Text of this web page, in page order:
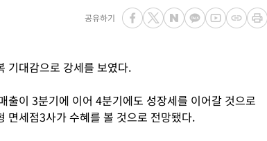
공유하기
기대감으로 강세를 보였다.
출이 3분기에 이어 4분기에도 성장세를 이어갈 것으로
면세점3사가 수혜를 볼 것으로 전망됐다.